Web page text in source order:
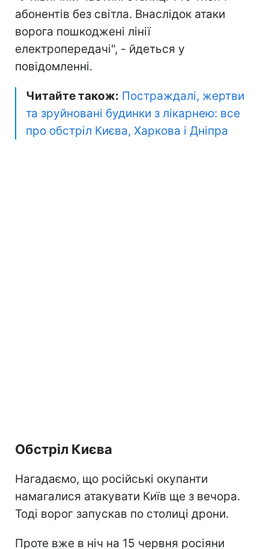
абонентів без світла. Внаслідок атаки
ворога пошкоджені лінії
електропередачі", - йдеться у
повідомленні.
Читайте також: Постраждалі, жертви
та зруйновані будинки з лікарнею: все
про обстріл Києва, Харкова і Дніпра
Обстріл Києва
Нагадаємо, що російські окупанти
намагалися атакувати Київ ще з вечора.
Тоді ворог запускав по столиці дрони.
Проте вже в ніч на 15 червня росіяни